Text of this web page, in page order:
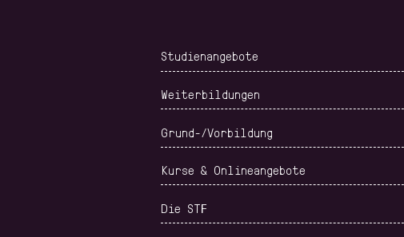
Studienangebote
Weiterbildungen
Grund-/Vorbildung
Kurse & Onlineangebote
Die STF